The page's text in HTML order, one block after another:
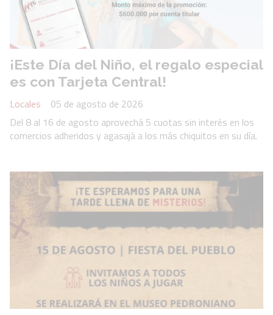
¡Este Día del Niño, el regalo especial
es con Tarjeta Central!
Locales
05 de agosto de 2026
Del 8 al 16 de agosto aprovechá 5 cuotas sin interés en los
comercios adheridos y agasajá a los más chiquitos en su día.